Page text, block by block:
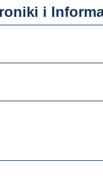
i